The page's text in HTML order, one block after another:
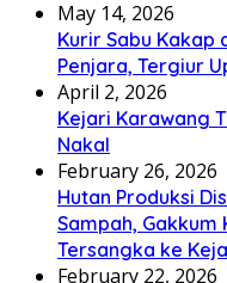
May 14, 2026
Kurir Sabu Kakap
Penjara, Tergiur
April 2, 2026
Kejari Karawang
Nakal
February 26, 2026
Hutan Produksi
Sampah, Gakkum
Tersangka ke
February 22, 2026